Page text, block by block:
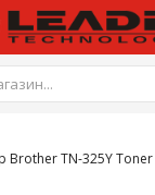
Brother TN-325Y